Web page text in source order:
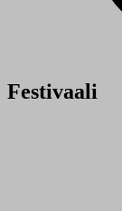
Festivaali